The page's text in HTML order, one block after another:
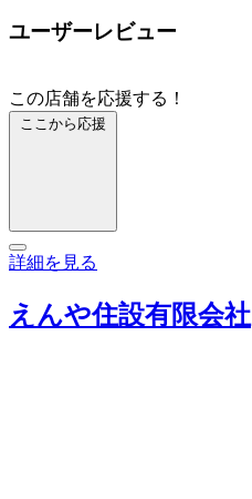
ユーザーレビュー
この店舗を応援する！
ここから応援
詳細を見る
えんや住設有限会社